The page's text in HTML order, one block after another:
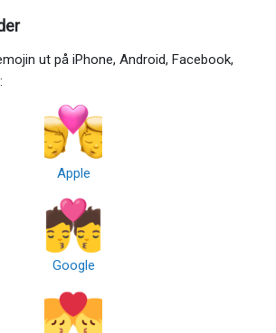
ut på iPhone, Android, Facebook,
Apple
Google